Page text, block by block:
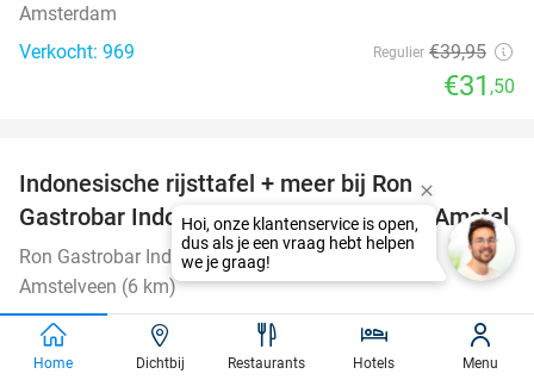
Amsterdam
Verkocht: 969
Regulier €39,95
€31 ,50
Indonesische rijsttafel + meer bij Ron
Gastrobar Indonesia Ouderkerk aan de Amstel
Ron Gastrobar Indonesia 9.7star
Amstelveen (6 km)
Verkocht: 388
€49
€36,50
Home Dichtbij Restaurants Hotels Menu
Hoi, onze klantenservice is open,
dus als je een vraag hebt helpen
we je graag!